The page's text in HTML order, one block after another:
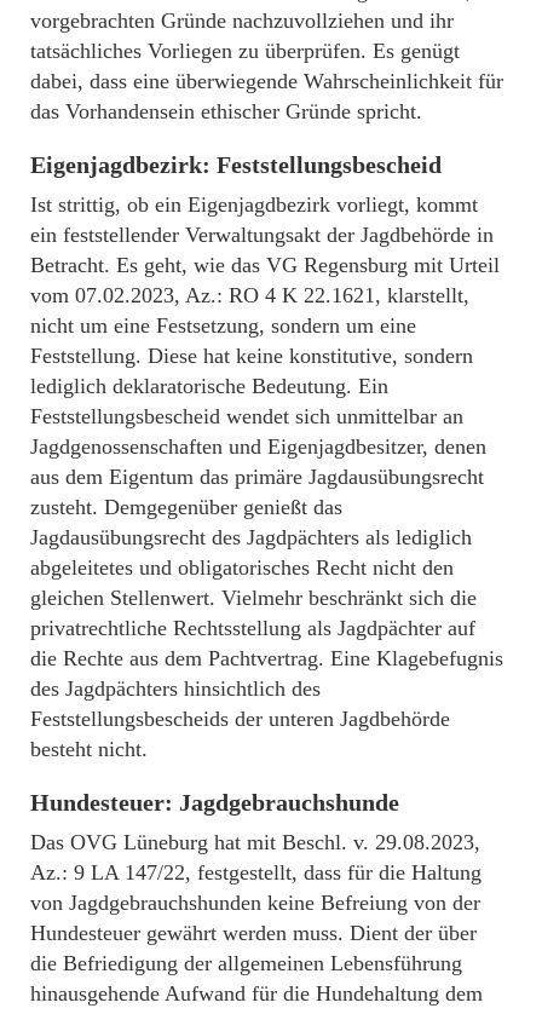
vorgebrachten Gründe nachzuvollziehen und ihr
tatsächliches Vorliegen zu überprüfen. Es genügt
dabei, dass eine überwiegende Wahrscheinlichkeit für
das Vorhandensein ethischer Gründe spricht.
Eigenjagdbezirk: Feststellungsbescheid
Ist strittig, ob ein Eigenjagdbezirk vorliegt, kommt
ein feststellender Verwaltungsakt der Jagdbehörde in
Betracht. Es geht, wie das VG Regensburg mit Urteil
vom 07.02.2023, Az.: RO 4 K 22.1621, klarstellt,
nicht um eine Festsetzung, sondern um eine
Feststellung. Diese hat keine konstitutive, sondern
lediglich deklaratorische Bedeutung. Ein
Feststellungsbescheid wendet sich unmittelbar an
Jagdgenossenschaften und Eigenjagdbesitzer, denen
aus dem Eigentum das primäre Jagdausübungsrecht
zusteht. Demgegenüber genießt das
Jagdausübungsrecht des Jagdpächters als lediglich
abgeleitetes und obligatorisches Recht nicht den
gleichen Stellenwert. Vielmehr beschränkt sich die
privatrechtliche Rechtsstellung als Jagdpächter auf
die Rechte aus dem Pachtvertrag. Eine Klagebefugnis
des Jagdpächters hinsichtlich des
Feststellungsbescheids der unteren Jagdbehörde
besteht nicht.
Hundesteuer: Jagdgebrauchshunde
Das OVG Lüneburg hat mit Beschl. v. 29.08.2023,
Az.: 9 LA 147/22, festgestellt, dass für die Haltung
von Jagdgebrauchshunden keine Befreiung von der
Hundesteuer gewährt werden muss. Dient der über
die Befriedigung der allgemeinen Lebensführung
hinausgehende Aufwand für die Hundehaltung dem